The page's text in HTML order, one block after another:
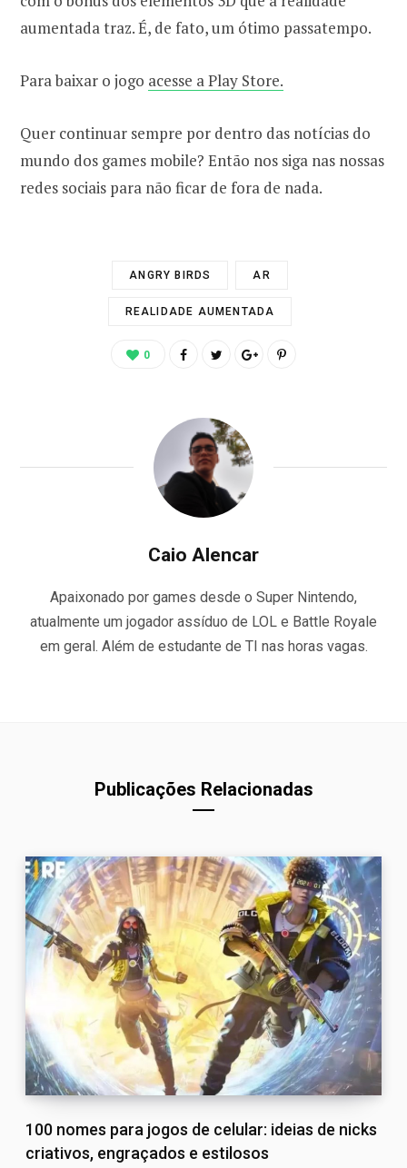
aumentada traz. É, de fato, um ótimo passatempo.
Para baixar o jogo acesse a Play Store.
Quer continuar sempre por dentro das notícias do
mundo dos games mobile? Então nos siga nas nossas
redes sociais para não ficar de fora de nada.
ANGRY BIRDS AR
REALIDADE AUMENTADA
0
Caio Alencar
Apaixonado por games desde o Super Nintendo,
atualmente um jogador assíduo de LOL e Battle Royale
em geral. Além de estudante de TI nas horas vagas.
Publicações Relacionadas
100 nomes para jogos de celular: ideias de nicks
criativos, engraçados e estilosos